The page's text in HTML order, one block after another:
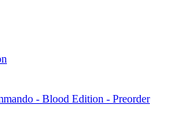
- Blood Edition - Preorder